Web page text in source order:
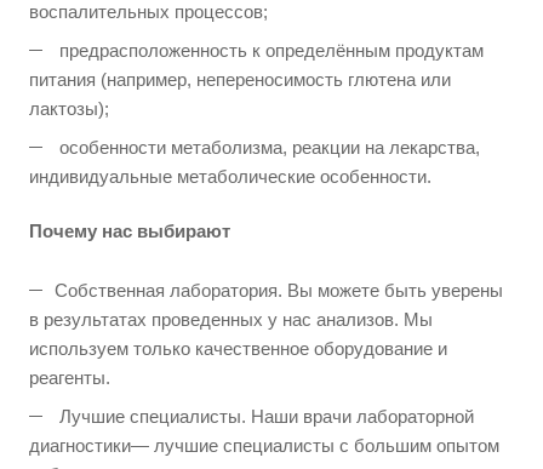
воспалительных процессов;
предрасположенность к определённым продуктам
питания (например, непереносимость глютена или
лактозы);
особенности метаболизма, реакции на лекарства,
индивидуальные метаболические особенности.
Почему нас выбирают
Собственная лаборатория. Вы можете быть уверены
в результатах проведенных у нас анализов. Мы
используем только качественное оборудование и
реагенты.
Лучшие специалисты. Наши врачи лабораторной
диагностики— лучшие специалисты с большим опытом